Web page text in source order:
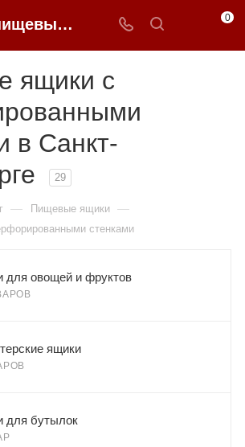
Купить пищевые ящики с перфорированными стенками в Санкт-Петербурге недорого | 0FFER 0
ящики с
в Санкт-
29
— Пищевые ящики —
стенками
для овощей и фруктов
ящики
для бутылок